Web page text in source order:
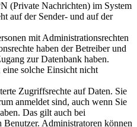
(Private Nachrichten) im System
auf der Sender- und auf der
mit Administrationsrechten
haben der Betreiber und
zur Datenbank haben.
solche Einsicht nicht
Zugriffsrechte auf Daten. Sie
anmeldet sind, auch wenn Sie
Das gilt auch bei
Administratoren können